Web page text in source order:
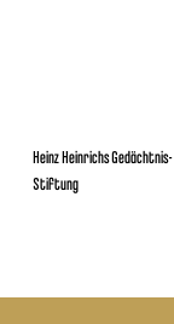
Heinz Heinrichs Gedächtnis-
Stiftung